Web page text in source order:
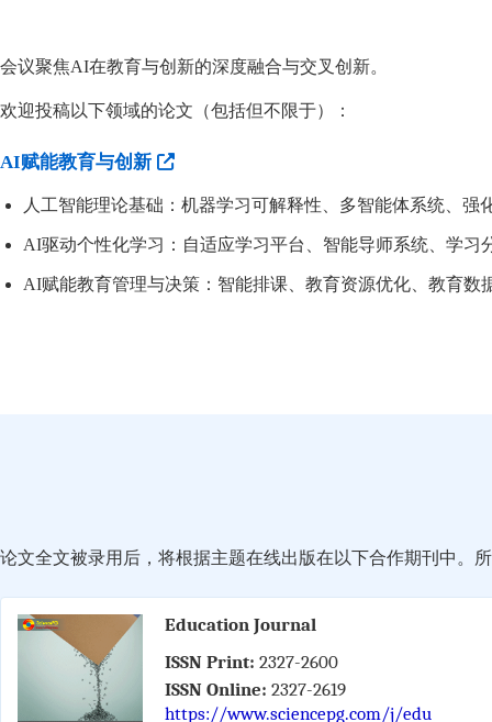
会议聚焦AI在教育与创新的深度融合与交叉创新。
欢迎投稿以下领域的论文（包括但不限于）：
AI赋能教育与创新
人工智能理论基础：机器学习可解释性、多智能体系统、强
AI驱动个性化学习：自适应学习平台、智能导师系统、学习
AI赋能教育管理与决策：智能排课、教育资源优化、教育数
论文全文被录用后，将根据主题在线出版在以下合作期刊中。
Education Journal
ISSN Print: 2327-2600
ISSN Online: 2327-2619
https://www.sciencepg.com/j/edu